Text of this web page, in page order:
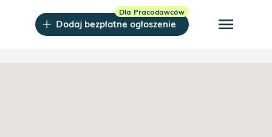
Dodaj bezpłatne ogłoszenie menu